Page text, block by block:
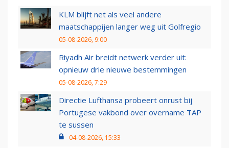
KLM blijft net als veel andere
maatschappijen langer weg uit Golfregio
05-08-2026, 9:00
Riyadh Air breidt netwerk verder uit:
opnieuw drie nieuwe bestemmingen
05-08-2026, 7:29
Directie Lufthansa probeert onrust bij
Portugese vakbond over overname TAP
te sussen
04-08-2026, 15:33